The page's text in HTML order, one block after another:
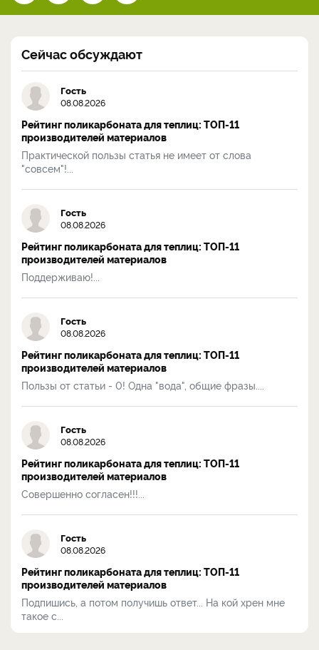
Сейчас обсуждают
Гость
08.08.2026
Рейтинг поликарбоната для теплиц: ТОП-11
производителей материалов
Практической пользы статья не имеет от слова
"совсем"!...
Гость
08.08.2026
Рейтинг поликарбоната для теплиц: ТОП-11
производителей материалов
Поддерживаю!...
Гость
08.08.2026
Рейтинг поликарбоната для теплиц: ТОП-11
производителей материалов
Пользы от статьи - 0! Одна "вода", общие фразы....
Гость
08.08.2026
Рейтинг поликарбоната для теплиц: ТОП-11
производителей материалов
Совершенно согласен!!!...
Гость
08.08.2026
Рейтинг поликарбоната для теплиц: ТОП-11
производителей материалов
Подпишись, а потом получишь ответ... На кой хрен мне
такое с...